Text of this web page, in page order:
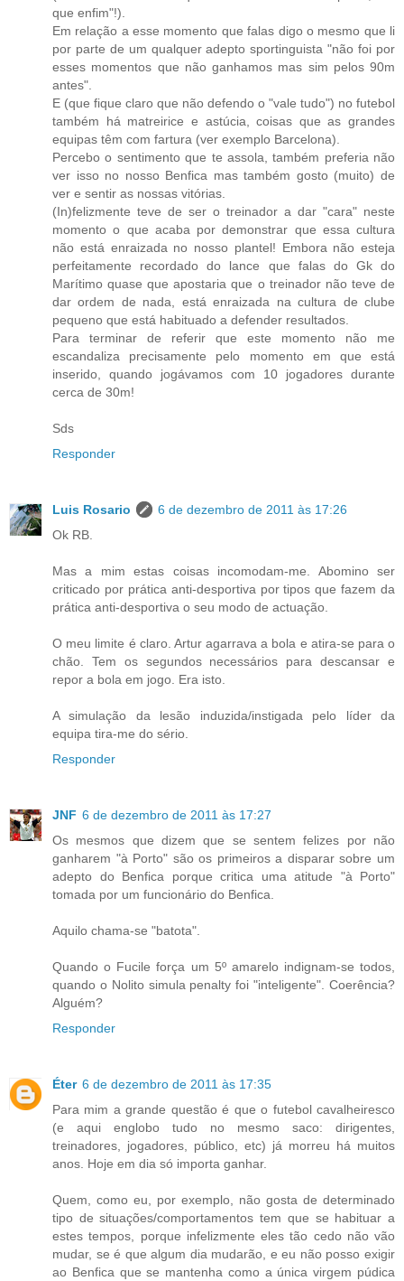
que enfim"!).
Em relação a esse momento que falas digo o mesmo que li
por parte de um qualquer adepto sportinguista "não foi por
esses momentos que não ganhamos mas sim pelos 90m
antes".
E (que fique claro que não defendo o "vale tudo") no futebol
também há matreirice e astúcia, coisas que as grandes
equipas têm com fartura (ver exemplo Barcelona).
Percebo o sentimento que te assola, também preferia não
ver isso no nosso Benfica mas também gosto (muito) de
ver e sentir as nossas vitórias.
(In)felizmente teve de ser o treinador a dar "cara" neste
momento o que acaba por demonstrar que essa cultura
não está enraizada no nosso plantel! Embora não esteja
perfeitamente recordado do lance que falas do Gk do
Marítimo quase que apostaria que o treinador não teve de
dar ordem de nada, está enraizada na cultura de clube
pequeno que está habituado a defender resultados.
Para terminar de referir que este momento não me
escandaliza precisamente pelo momento em que está
inserido, quando jogávamos com 10 jogadores durante
cerca de 30m!
Sds
Responder
Luis Rosario
6 de dezembro de 2011 às 17:26
Ok RB.
Mas a mim estas coisas incomodam-me. Abomino ser
criticado por prática anti-desportiva por tipos que fazem da
prática anti-desportiva o seu modo de actuação.
O meu limite é claro. Artur agarrava a bola e atira-se para o
chão. Tem os segundos necessários para descansar e
repor a bola em jogo. Era isto.
A simulação da lesão induzida/instigada pelo líder da
equipa tira-me do sério.
Responder
JNF 6 de dezembro de 2011 às 17:27
Os mesmos que dizem que se sentem felizes por não
ganharem "à Porto" são os primeiros a disparar sobre um
adepto do Benfica porque critica uma atitude "à Porto"
tomada por um funcionário do Benfica.
Aquilo chama-se "batota".
Quando o Fucile força um 5º amarelo indignam-se todos,
quando o Nolito simula penalty foi "inteligente". Coerência?
Alguém?
Responder
Éter 6 de dezembro de 2011 às 17:35
Para mim a grande questão é que o futebol cavalheiresco
(e aqui englobo tudo no mesmo saco: dirigentes,
treinadores, jogadores, público, etc) já morreu há muitos
anos. Hoje em dia só importa ganhar.
Quem, como eu, por exemplo, não gosta de determinado
tipo de situações/comportamentos tem que se habituar a
estes tempos, porque infelizmente eles tão cedo não vão
mudar, se é que algum dia mudarão, e eu não posso exigir
ao Benfica que se mantenha como a única virgem púdica